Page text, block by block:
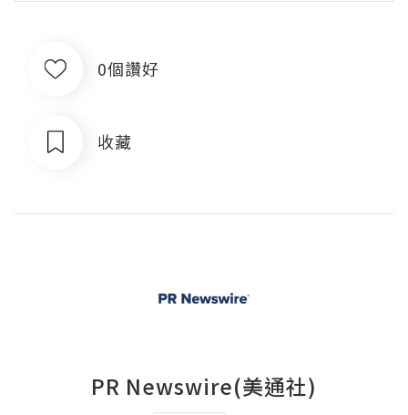
0個讚好
收藏
PR Newswire(美通社)